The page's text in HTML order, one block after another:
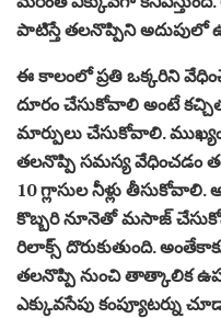
పాటిస్తే తలనొప్పిని అదుపులో
ఈ కాలంలో ప్రతి ఒక్కరిని
దూరం చేసుకోవాలి అంటే
మార్పులు చేసుకోవాలి.
తలనొప్పి సమస్య వేధించడం
10 గ్లాసుల నీళ్లు తీసుకోవాలి.
కొబ్బరి నూనెతో మసాజ్
రిలాక్స్ దొరుకుతుంది.
తలనొప్పి నుంచి తాత్కాలిక
ఎక్కువసేపు కంప్యూటర్ను